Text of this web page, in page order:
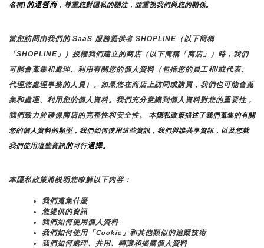
名稱}的運營商，尊重您對隱私的關注，並重視我們與您的關係。
當您訪問由我們的 SaaS 服務提供者 SHOPLINE（以下簡稱
「SHOPLINE」）授權我們建立的商店（以下簡稱「商店」）時，我們
可能會蒐集和處理、利用有關您的個人資料（包括您的員工和/或代表、
代理您處理事務的人員）。如果您在商店上訪問或購買，我們也可能會蒐
集和處理、利用您的個人資料。我們充分意識到個人資料對您的重要性，
我們致力於確保商店的完整性和安全性。
本隱私政策描述了我們蒐集的有關
您的個人資料的類型，我們如何使用這些資訊，我們與誰共享資訊，以及您就
我們使用這些資訊的可行選擇。
本隱私政策將説明您瞭解以下內容：
我們蒐集什麼
您提供的資訊
我們如何使用個人資料
我們如何使用「Cookie」和其他類似的追蹤技術
我們如何處理、共用、轉讓和揭露個人資料